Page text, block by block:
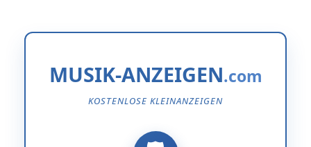
MUSIK-ANZEIGEN
KOSTENLOSE KLEINANZEIGEN